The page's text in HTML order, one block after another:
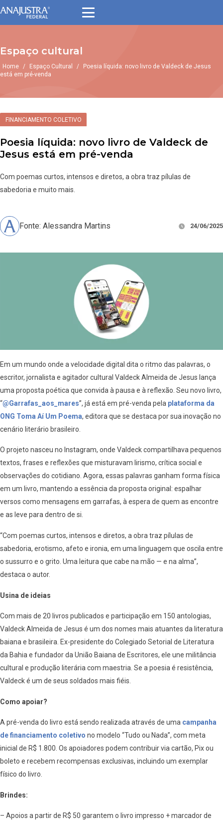
Espaço cultural
Home / Espaço Cultural /
Poesia líquida: novo livro de Valdeck de Jesus
está em pré-venda
FINANCIAMENTO COLETIVO
Poesia líquida: novo livro de Valdeck de
Jesus está em pré-venda
Com poemas curtos, intensos e diretos, a obra traz pílulas de
sabedoria e muito mais.
Fonte: Alessandra Martins 24/06/2025
Em um mundo onde a velocidade digital dita o ritmo das palavras, o
escritor, jornalista e agitador cultural Valdeck Almeida de Jesus lança
uma proposta poética que convida à pausa e à reflexão. Seu novo livro,
“@Garrafas_aos_mares”, já está em pré-venda pela plataforma da
ONG Toma Aí Um Poema, editora que se destaca por sua inovação no
cenário literário brasileiro.
O projeto nasceu no Instagram, onde Valdeck compartilhava pequenos
textos, frases e reflexões que misturavam lirismo, crítica social e
observações do cotidiano. Agora, essas palavras ganham forma física
em um livro, mantendo a essência da proposta original: espalhar
versos como mensagens em garrafas, à espera de quem as encontre
e as leve para dentro de si.
“Com poemas curtos, intensos e diretos, a obra traz pílulas de
sabedoria, erotismo, afeto e ironia, em uma linguagem que oscila entre
o sussurro e o grito. Uma leitura que cabe na mão — e na alma”,
destaca o autor.
Usina de ideias
Com mais de 20 livros publicados e participação em 150 antologias,
Valdeck Almeida de Jesus é um dos nomes mais atuantes da literatura
baiana e brasileira. Ex-presidente do Colegiado Setorial de Literatura
da Bahia e fundador da União Baiana de Escritores, ele une militância
cultural e produção literária com maestria. Se a poesia é resistência,
Valdeck é um de seus soldados mais fiéis.
Como apoiar?
A pré-venda do livro está sendo realizada através de uma campanha
de financiamento coletivo no modelo “Tudo ou Nada”, com meta
inicial de R$ 1.800. Os apoiadores podem contribuir via cartão, Pix ou
boleto e recebem recompensas exclusivas, incluindo um exemplar
físico do livro.
Brindes:
– Apoios a partir de R$ 50 garantem o livro impresso + marcador de